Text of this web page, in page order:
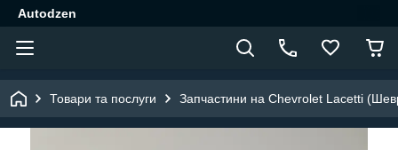
Autodzen
Товари та послуги Запчастини на Chevrolet Lacetti